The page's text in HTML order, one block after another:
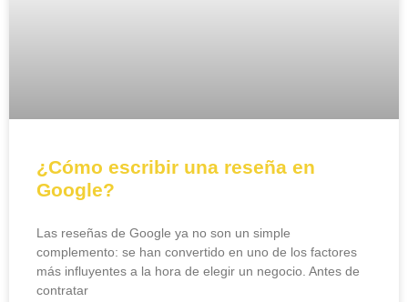
¿Cómo escribir una reseña en
Google?
Las reseñas de Google ya no son un simple
complemento: se han convertido en uno de los factores
más influyentes a la hora de elegir un negocio. Antes de
contratar